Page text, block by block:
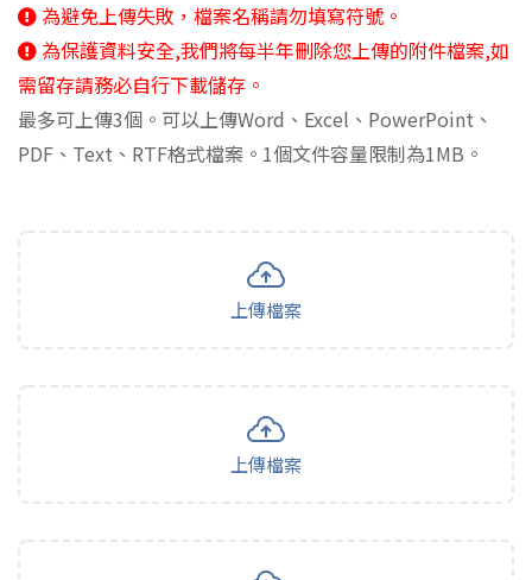
為避免上傳失敗，檔案名稱請勿填寫符號。
為保護資料安全,我們將每半年刪除您上傳的附件檔案,如
需留存請務必自行下載儲存。
最多可上傳3個。可以上傳Word、Excel、PowerPoint、
PDF、Text、RTF格式檔案。1個文件容量限制為1MB。
上傳檔案
上傳檔案